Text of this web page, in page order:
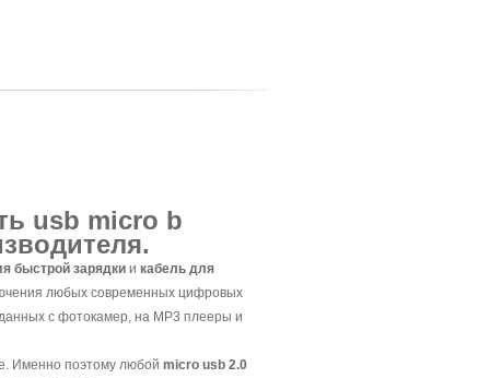
usb micro b
быстрой зарядки и кабель для
любых современных цифровых
с фотокамер, на MP3 плееры и
Именно поэтому любой micro usb 2.0